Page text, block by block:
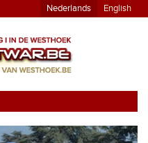
Nederlands English